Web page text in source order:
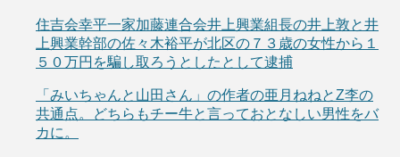
住吉会幸平一家加藤連合会井上興業組長の井上敦と井
上興業幹部の佐々木裕平が北区の７３歳の女性から１
５０万円を騙し取ろうとしたとして逮捕
「みいちゃんと山田さん」の作者の亜月ねねとZ李の
共通点。どちらもチー牛と言っておとなしい男性をバ
カに。